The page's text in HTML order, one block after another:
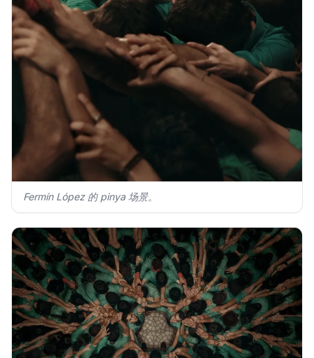
Fermín López 的 pinya 场景。